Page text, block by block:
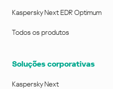
Kaspersky Next EDR Optimum
Todos os produtos
Soluções corporativas
Kaspersky Next